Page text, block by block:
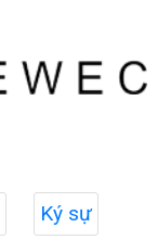
Ký sự